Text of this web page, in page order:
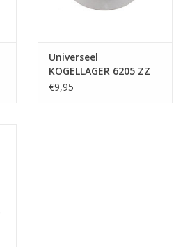
Universeel
KOGELLAGER 6205 ZZ
25x52x15
€9,95